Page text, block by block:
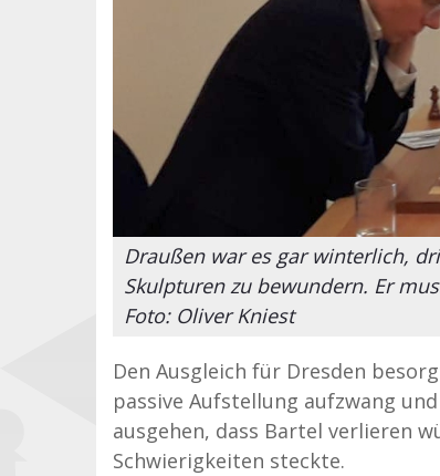
Draußen war es gar winterlich,
Skulpturen zu bewundern. Er
Foto: Oliver Kniest
Den Ausgleich für Dresden
passive Aufstellung aufzwang
ausgehen, dass Bartel verlieren
Schwierigkeiten steckte.